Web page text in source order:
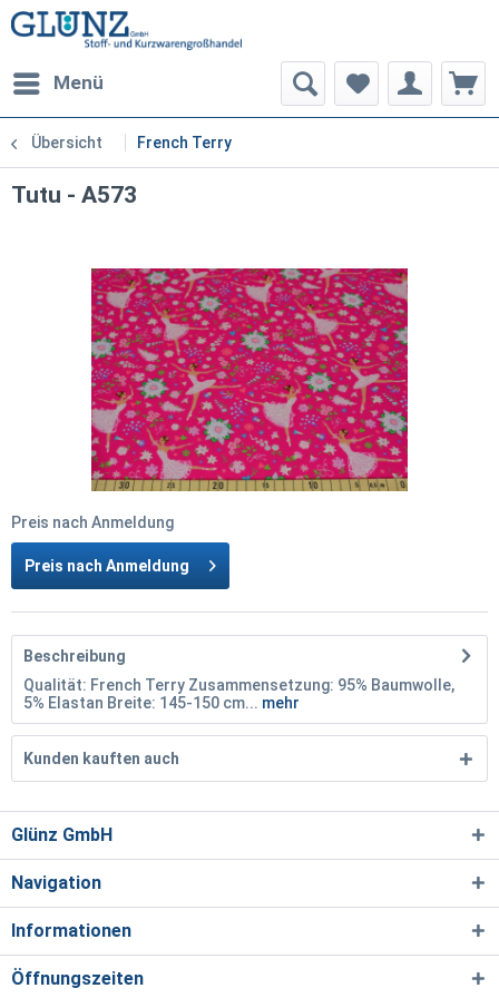
Menü
Übersicht French Terry
Tutu - A573
Preis nach Anmeldung
Preis nach Anmeldung
Beschreibung
Qualität: French Terry Zusammensetzung: 95% Baumwolle,
5% Elastan Breite: 145-150 cm... mehr
Kunden kauften auch
Glünz GmbH
Navigation
Informationen
Öffnungszeiten